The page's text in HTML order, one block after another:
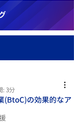
(BtoC)の効果的なア
: 3分